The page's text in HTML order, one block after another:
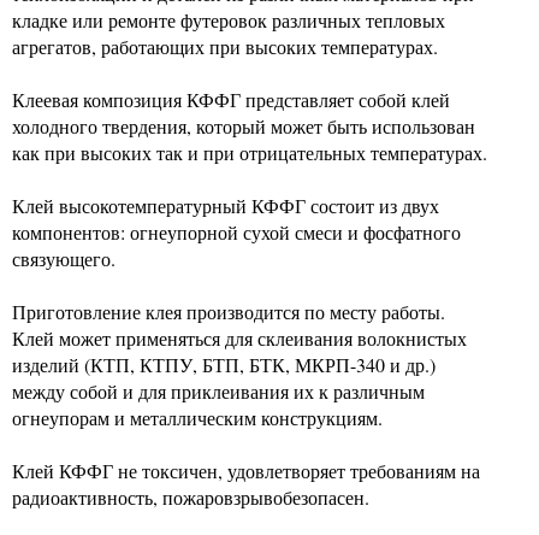
кладке или ремонте футеровок различных тепловых
агрегатов, работающих при высоких температурах.
Клеевая композиция КФФГ представляет собой клей
холодного твердения, который может быть использован
как при высоких так и при отрицательных температурах.
Клей высокотемпературный КФФГ состоит из двух
компонентов: огнеупорной сухой смеси и фосфатного
связующего.
Приготовление клея производится по месту работы.
Клей может применяться для склеивания волокнистых
изделий (КТП, КТПУ, БТП, БТК, МКРП-340 и др.)
между собой и для приклеивания их к различным
огнеупорам и металлическим конструкциям.
Клей КФФГ не токсичен, удовлетворяет требованиям на
радиоактивность, пожаровзрывобезопасен.